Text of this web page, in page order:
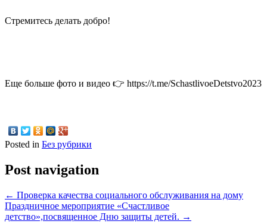
Стремитесь делать добро!
Еще больше фото и видео 👉 https://t.me/SchastlivoeDetstvo2023
Posted in Без рубрики
Post navigation
← Проверка качества социального обслуживания на дому
Праздничное мероприятие «Счастливое
детство»,посвященное Дню защиты детей. →